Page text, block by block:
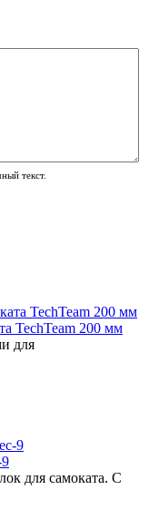
текст.
TechTeam 200 мм
для
для самоката. С